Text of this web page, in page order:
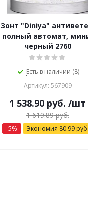
Зонт "Diniya"
полный автомат,
черный 2760
Есть в наличии (8)
Артикул: 567909
1 538.90 руб. /шт
1 619.89руб.
-5% Экономия 80.99 руб.